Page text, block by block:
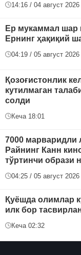
14:16 / 04 август 2026
Ер мукаммал шар
Ернинг ҳақиқий
04:19 / 05 август 2026
Қозоғистонлик
кутилмаган
солди
Кеча 18:01
7000
Райнинг Канн
тўртинчи образи
04:25 / 05 август 2026
Қуёшда олимлар
илк бор
Кеча 02:32